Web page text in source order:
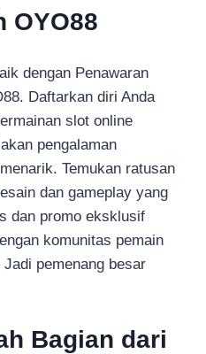
OYO88
dengan Penawaran
Daftarkan diri Anda
slot online
pengalaman
Temukan ratusan
dan gameplay yang
dan promo eksklusif
komunitas pemain
pemenang besar
Bagian dari